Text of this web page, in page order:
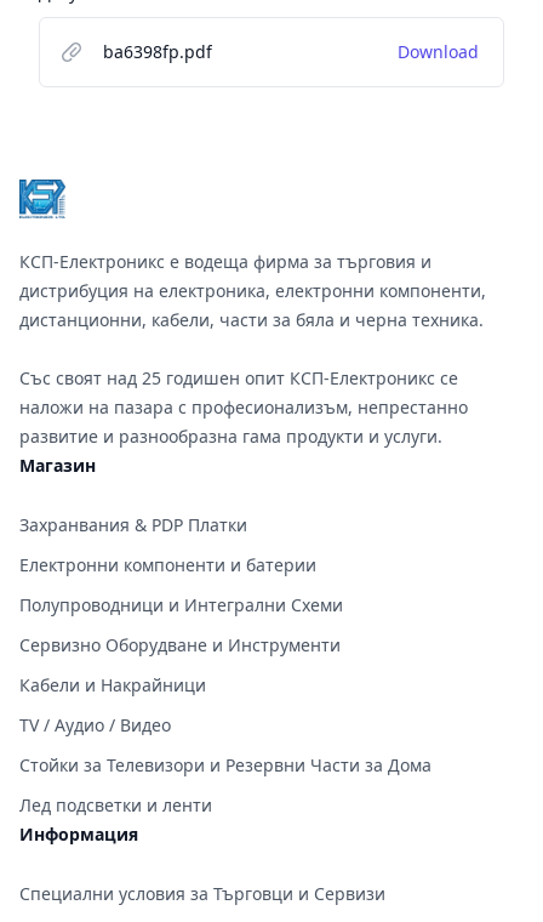
ba6398fp.pdf Download
КСП-Електроникс е водеща фирма за търговия и
дистрибуция на електроника, електронни компоненти,
дистанционни, кабели, части за бяла и черна техника.
Със своят над 25 годишен опит КСП-Електроникс се
наложи на пазара с професионализъм, непрестанно
развитие и разнообразна гама продукти и услуги.
Магазин
Захранвания & PDP Платки
Електронни компоненти и батерии
Полупроводници и Интегрални Схеми
Сервизно Оборудване и Инструменти
Кабели и Накрайници
TV / Аудио / Видео
Стойки за Телевизори и Резервни Части за Дома
Лед подсветки и ленти
Информация
Специални условия за Търговци и Сервизи